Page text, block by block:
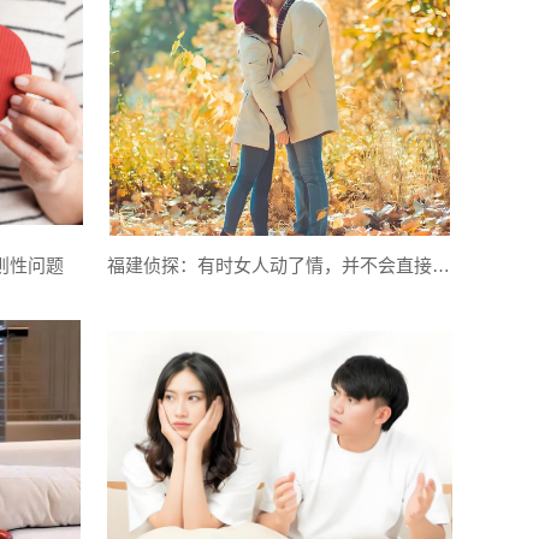
性问题 福建侦探：有时女人动了情，并不会直接说出口